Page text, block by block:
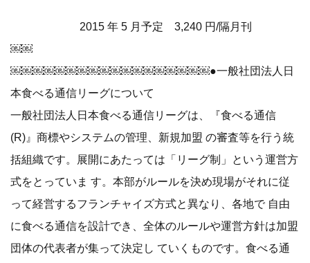
2015 年 5 月予定 3,240 円/隔月刊
￼￼
￼￼￼￼￼￼￼￼￼￼￼￼￼￼￼￼￼￼●一般社団法人日
本食べる通信リーグについて
一般社団法人日本食べる通信リーグは、『食べる通信
(R)』商標やシステムの管理、新規加盟 の審査等を行う統
括組織です。展開にあたっては「リーグ制」という運営方
式をとっていま す。本部がルールを決め現場がそれに従
って経営するフランチャイズ方式と異なり、各地で 自由
に食べる通信を設計でき、全体のルールや運営方針は加盟
団体の代表者が集って決定し ていくものです。食べる通